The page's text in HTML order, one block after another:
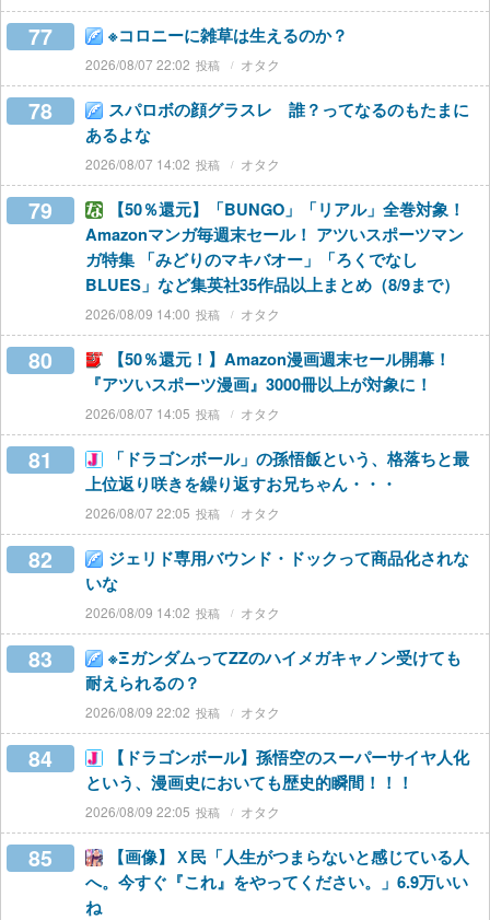
77 ※コロニーに雑草は生えるのか？
2026/08/07 22:02 オタク
78
スパロボの顔グラスレ 誰？ってなるのもたまに
あるよな
2026/08/07 14:02 オタク
79
【50％還元】「BUNGO」「リアル」全巻対象！
Amazonマンガ毎週末セール！ アツいスポーツマン
ガ特集 「みどりのマキバオー」「ろくでなし
BLUES」など集英社35作品以上まとめ（8/9まで）
2026/08/09 14:00 オタク
80
【50％還元！】Amazon漫画週末セール開幕！
『アツいスポーツ漫画』3000冊以上が対象に！
2026/08/07 14:05 オタク
81
「ドラゴンボール」の孫悟飯という、格落ちと最
上位返り咲きを繰り返すお兄ちゃん・・・
2026/08/07 22:05 オタク
82
ジェリド専用バウンド・ドックって商品化されな
いな
2026/08/09 14:02 オタク
83
※ΞガンダムってZZのハイメガキャノン受けても
耐えられるの？
2026/08/09 22:02 オタク
84
【ドラゴンボール】孫悟空のスーパーサイヤ人化
という、漫画史においても歴史的瞬間！！！
2026/08/09 22:05 オタク
85
【画像】Ｘ民「人生がつまらないと感じている人
へ。今すぐ『これ』をやってください。」6.9万いい
ね